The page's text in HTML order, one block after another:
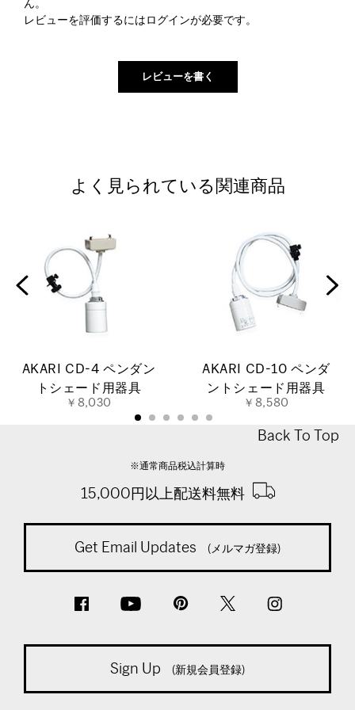
ん。
レビューを評価するには ログインが必要です。
よく見られている関連商品
AKARI CD-4 ペンダン
トシェード用器具
￥8,030
AKARI CD-10 ペンダ
ントシェード用器具
￥8,580
Back To Top
※通常商品税込計算時
15,000円以上配送料無料
Get Email Updates (メルマガ登録)
Sign Up (新規会員登録)